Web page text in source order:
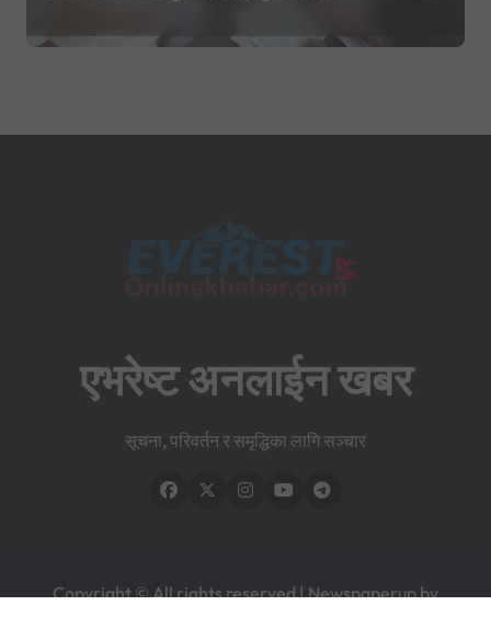
एभरेष्ट अनलाईन खबर
सूचना, परिवर्तन र समृद्धिका लागि सञ्चार
Copyright © All rights reserved|Newspaperupby